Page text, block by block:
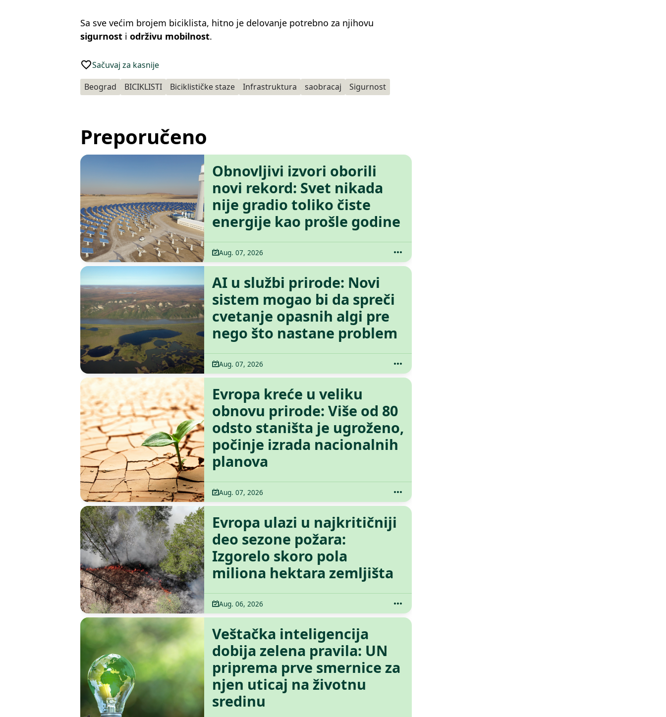
Sa sve većim brojem biciklista, hitno je delovanje potrebno za njihovu
sigurnost i održivu mobilnost.
Sačuvaj za kasnije
Beograd BICIKLISTI Biciklističke staze Infrastruktura saobracaj Sigurnost
Preporučeno
Obnovljivi izvori oborili
novi rekord: Svet nikada
nije gradio toliko čiste
energije kao prošle godine
Aug. 07, 2026
AI u službi prirode: Novi
sistem mogao bi da spreči
cvetanje opasnih algi pre
nego što nastane problem
Aug. 07, 2026
Evropa kreće u veliku
obnovu prirode: Više od 80
odsto staništa je ugroženo,
počinje izrada nacionalnih
planova
Aug. 07, 2026
Evropa ulazi u najkritičniji
deo sezone požara:
Izgorelo skoro pola
miliona hektara zemljišta
Aug. 06, 2026
Veštačka inteligencija
dobija zelena pravila: UN
priprema prve smernice za
njen uticaj na životnu
sredinu